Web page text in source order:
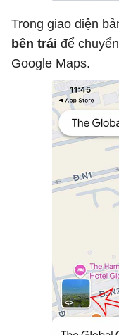
Trong giao diện
bên trái để
Google Maps.